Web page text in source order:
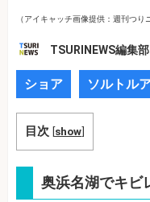
（アイキャッチ画像提供：週刊つり
TSURINEWS編集部
ショア ソルトル
目次 [show]
奥浜名湖でキビ